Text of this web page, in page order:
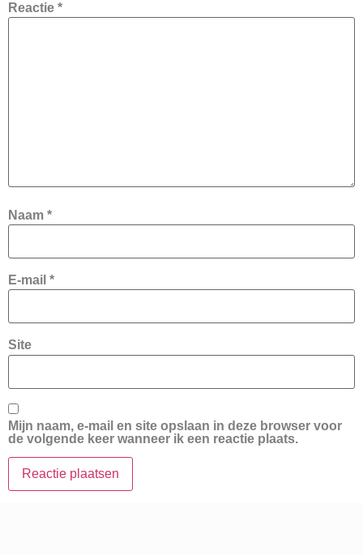
Reactie *
Naam *
E-mail *
Site
Mijn naam, e-mail en site opslaan in deze browser voor
de volgende keer wanneer ik een reactie plaats.